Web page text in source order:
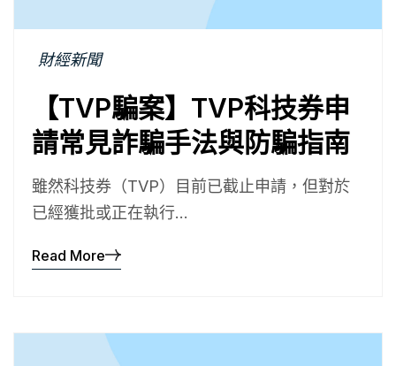
財經新聞
【TVP騙案】TVP科技券申
請常見詐騙手法與防騙指南
雖然科技券（TVP）目前已截止申請，但對於
已經獲批或正在執行...
Read More